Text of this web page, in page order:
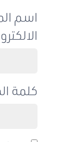
اسم
الالكتروني
كلمة